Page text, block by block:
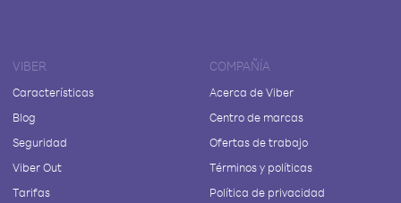
VIBER
Características
Blog
Seguridad
Viber Out
Tarifas
COMPAÑÍA
Acerca de Viber
Centro de marcas
Ofertas de trabajo
Términos y políticas
Política de privacidad